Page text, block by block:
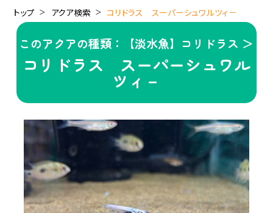
トップ アクア検索 コリドラス スーパーシュワルツィ－
このアクアの種類：【淡水魚】コリドラス ＞
コリドラス スーパーシュワル
ツィ－